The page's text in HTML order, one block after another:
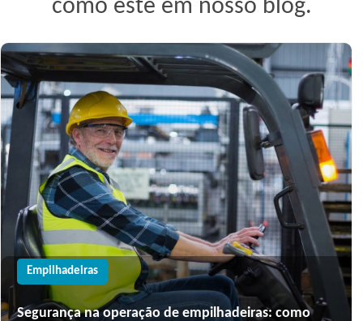
como este em nosso blog.
Empilhadeiras
Segurança na operação de empilhadeiras: como